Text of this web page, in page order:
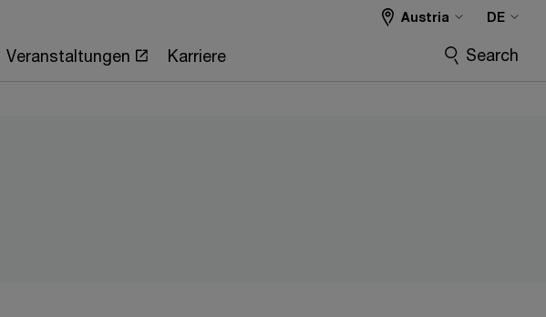
Veranstaltungen Karriere
Austria DE
Search